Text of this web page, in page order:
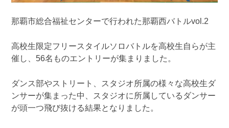
那覇市総合福祉センターで行われた那覇西バトルvol.2
高校生限定フリースタイルソロバトルを高校生自らが主
催し、56名ものエントリーが集まりました。
ダンス部やストリート、スタジオ所属の様々な高校生ダ
ンサーが集まった中、スタジオに所属しているダンサー
が頭一つ飛び抜ける結果となりました。